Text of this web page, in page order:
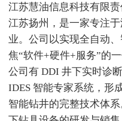
江苏慧油信息科技有限
江苏扬州，是一家专注
业。公司以实现全自动
焦“软件+硬件+服务”的
公司有 DDI 井下实时诊
IDES 智能专家系统，形
智能钻井的完整技术体